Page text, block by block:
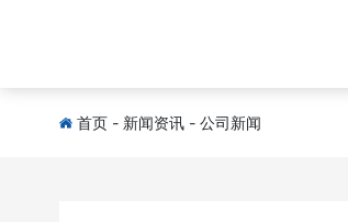
首页 - 新闻资讯 - 公司新闻